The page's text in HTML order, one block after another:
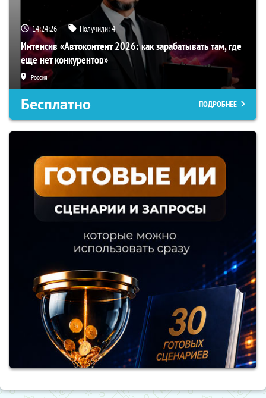
14:24:25 Получили:4
Интенсив «Автоконтент 2026: как зарабатывать там, где
еще нет конкурентов»
Россия
Бесплатно ПОДРОБНЕЕ